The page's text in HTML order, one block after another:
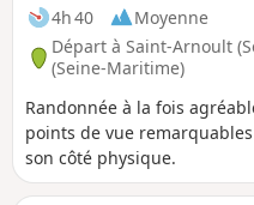
4h 40
Moyenne
Départ à Saint-Arnoult
(Seine-Maritime)
Randonnée à la fois
points de vue
son côté physique.